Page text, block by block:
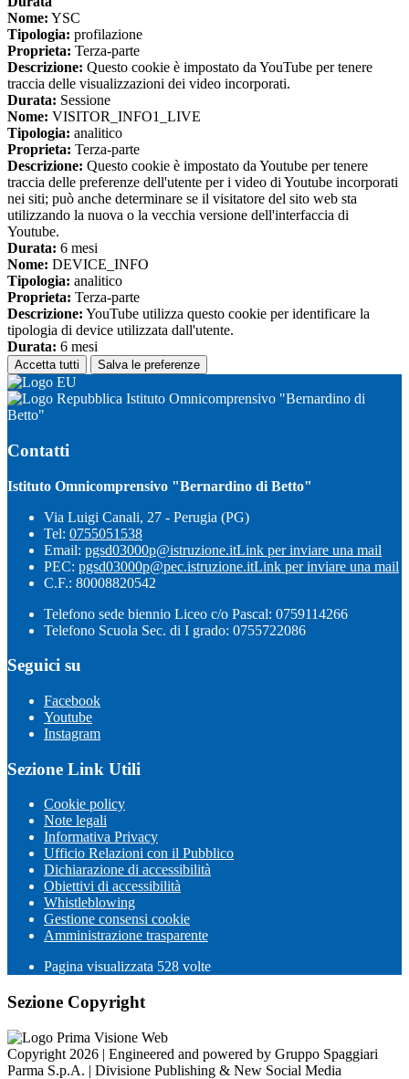
Nome: YSC
Tipologia: profilazione
Proprieta: Terza-parte
Descrizione: Questo cookie è impostato da YouTube per tenere
traccia delle visualizzazioni dei video incorporati.
Durata: Sessione
Nome: VISITOR_INFO1_LIVE
Tipologia: analitico
Proprieta: Terza-parte
Descrizione: Questo cookie è impostato da Youtube per tenere
traccia delle preferenze dell'utente per i video di Youtube incorporati
nei siti; può anche determinare se il visitatore del sito web sta
utilizzando la nuova o la vecchia versione dell'interfaccia di
Youtube.
Durata: 6 mesi
Nome: DEVICE_INFO
Tipologia: analitico
Proprieta: Terza-parte
Descrizione: YouTube utilizza questo cookie per identificare la
tipologia di device utilizzata dall'utente.
Durata: 6 mesi
Accetta tutti Salva le preferenze
Istituto Omnicomprensivo "Bernardino di
Betto"
Contatti
Istituto Omnicomprensivo "Bernardino di Betto"
Via Luigi Canali, 27 - Perugia (PG)
Tel: 0755051538
Email: pgsd03000p@istruzione.itLink per inviare una mail
PEC: pgsd03000p@pec.istruzione.itLink per inviare una mail
C.F.: 80008820542
Telefono sede biennio Liceo c/o Pascal: 0759114266
Telefono Scuola Sec. di I grado: 0755722086
Seguici su
Facebook
Youtube
Instagram
Sezione Link Utili
Cookie policy
Note legali
Informativa Privacy
Ufficio Relazioni con il Pubblico
Dichiarazione di accessibilità
Obiettivi di accessibilità
Whistleblowing
Gestione consensi cookie
Amministrazione trasparente
Pagina visualizzata 528 volte
Sezione Copyright
Copyright 2026 | Engineered and powered by Gruppo Spaggiari
Parma S.p.A. | Divisione Publishing & New Social Media